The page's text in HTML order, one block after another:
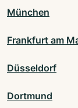
München
Frankfurt am
Düsseldorf
Dortmund